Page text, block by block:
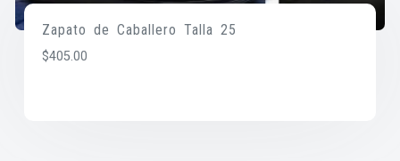
Zapato de Caballero Talla 25
$405.00